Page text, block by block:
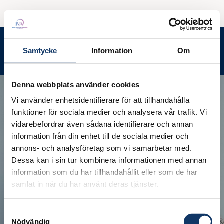
Samtycke Information Om
Denna webbplats använder cookies
Vi använder enhetsidentifierare för att tillhandahålla
funktioner för sociala medier och analysera vår trafik. Vi
vidarebefordrar även sådana identifierare och annan
information från din enhet till de sociala medier och
annons- och analysföretag som vi samarbetar med.
Dessa kan i sin tur kombinera informationen med annan
information som du har tillhandahållit eller som de har
samlat in när du har använt deras tjänster.
Nödvändig
Meny